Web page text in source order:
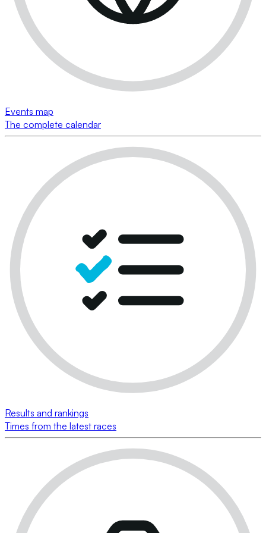
Events map
The complete calendar
Results and rankings
Times from the latest races